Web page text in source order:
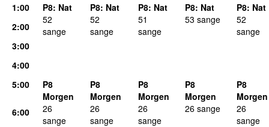
1:00 P8: Nat
52
sange
P8: Nat
52
sange
P8: Nat
51
sange
P8: Nat
53 sange
P8: Nat
52
sange
2:00
3:00
4:00
5:00
P8
Morgen
26
sange
P8
Morgen
26
sange
P8
Morgen
26
sange
P8
Morgen
26 sange
P8
Morgen
26
sange
6:00